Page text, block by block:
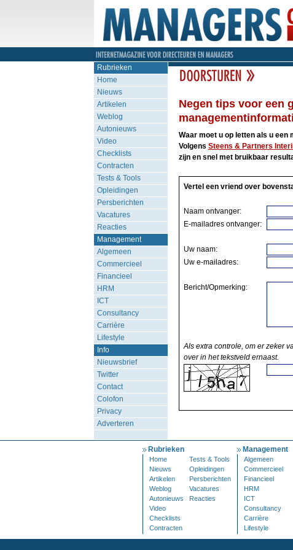
Rubrieken
Home
Nieuws
Artikelen
Weblog
Autonieuws
Video
Checklists
Contracten
Tests & Tools
Opleidingen
Persberichten
Vacatures
Reacties
Management
Algemeen
Commercieel
Financieel
HRM
ICT
Consultancy
Carrière
Lifestyle
Info
Nieuwsbrief
Twitter
Contact
Colofon
Privacy
Adverteren
Negen tips voor een
Waar moet u op letten als u
Volgens Steens & Partners
zijn en snel met bruikbaar
Vertel een vriend over
Naam ontvanger:
E-mailadres ontvanger:
Uw naam:
Uw e-mailadres:
Bericht/Opmerking:
Als extra controle, om er zeker
over in het tekstveld ernaast.
Rubrieken
Home
Tests & Tools
Nieuws
Opleidingen
Artikelen
Persberichten
Weblog
Vacatures
Autonieuws
Reacties
Video
Checklists
Contracten
Management
Algemeen
Commercieel
Financieel
HRM
ICT
Consultancy
Carrière
Lifestyle